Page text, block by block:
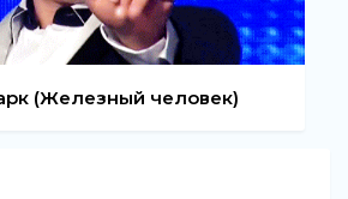
(Железный человек)